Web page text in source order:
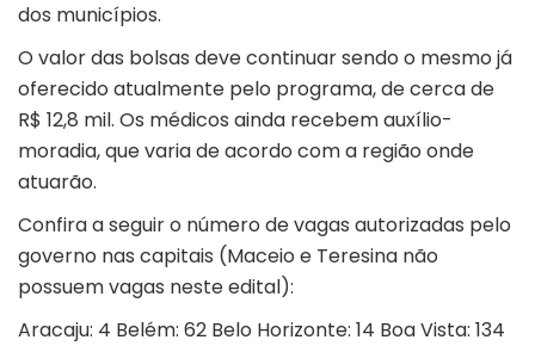
dos municípios.
O valor das bolsas deve continuar sendo o mesmo já
oferecido atualmente pelo programa, de cerca de
R$ 12,8 mil. Os médicos ainda recebem auxílio-
moradia, que varia de acordo com a região onde
atuarão.
Confira a seguir o número de vagas autorizadas pelo
governo nas capitais (Maceio e Teresina não
possuem vagas neste edital):
Aracaju: 4 Belém: 62 Belo Horizonte: 14 Boa Vista: 134